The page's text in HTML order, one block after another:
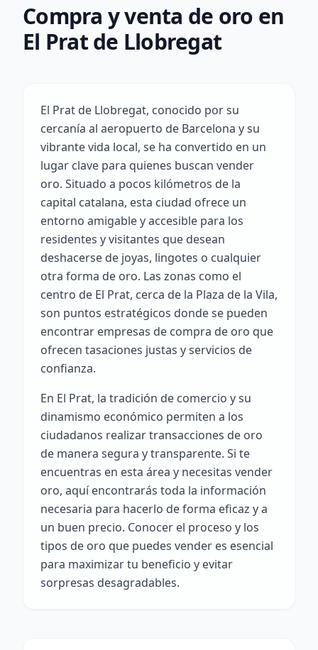
Compra y venta de oro en
El Prat de Llobregat
El Prat de Llobregat, conocido por su
cercanía al aeropuerto de Barcelona y su
vibrante vida local, se ha convertido en un
lugar clave para quienes buscan vender
oro. Situado a pocos kilómetros de la
capital catalana, esta ciudad ofrece un
entorno amigable y accesible para los
residentes y visitantes que desean
deshacerse de joyas, lingotes o cualquier
otra forma de oro. Las zonas como el
centro de El Prat, cerca de la Plaza de la Vila,
son puntos estratégicos donde se pueden
encontrar empresas de compra de oro que
ofrecen tasaciones justas y servicios de
confianza.
En El Prat, la tradición de comercio y su
dinamismo económico permiten a los
ciudadanos realizar transacciones de oro
de manera segura y transparente. Si te
encuentras en esta área y necesitas vender
oro, aquí encontrarás toda la información
necesaria para hacerlo de forma eficaz y a
un buen precio. Conocer el proceso y los
tipos de oro que puedes vender es esencial
para maximizar tu beneficio y evitar
sorpresas desagradables.